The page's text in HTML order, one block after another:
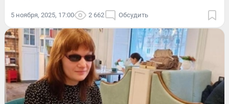
5 ноября, 2025, 17:00 2 662 Обсудить